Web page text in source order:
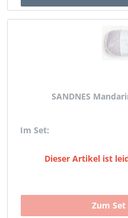
SANDNES
Im Set:
Dieser Artikel ist